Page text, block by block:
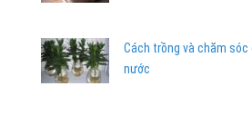
Cách trồng và chăm
nước